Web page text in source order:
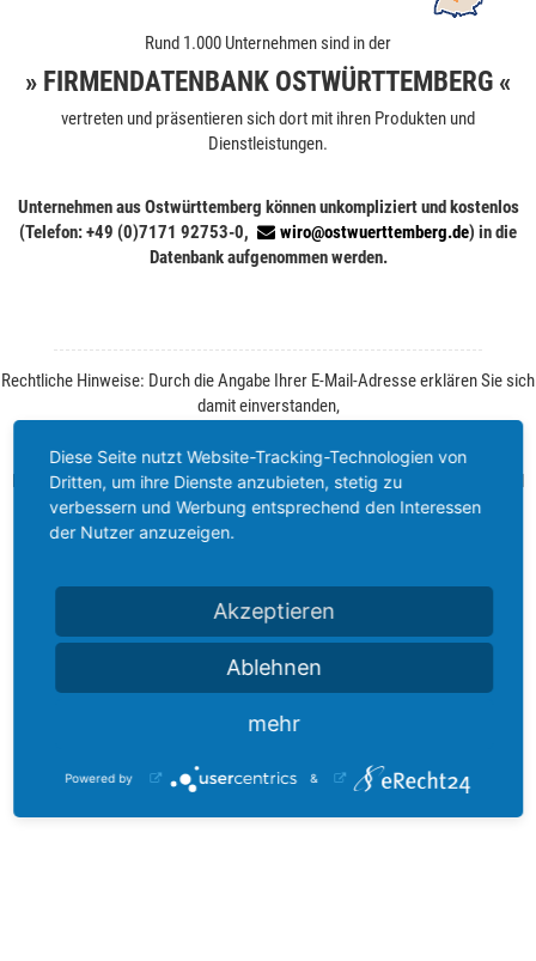
Rund 1.000 Unternehmen sind in der
» FIRMENDATENBANK OSTWÜRTTEMBERG «
vertreten und präsentieren sich dort mit ihren Produkten und
Dienstleistungen.
Unternehmen aus Ostwürttemberg können unkompliziert und kostenlos
(Telefon: +49 (0)7171 92753-0,
wiro@ostwuerttemberg.de) in die
Datenbank aufgenommen werden.
Rechtliche Hinweise: Durch die Angabe Ihrer E-Mail-Adresse erklären Sie sich
damit einverstanden,
Wirtschaftsstandort Ostwürttemberg zu erhalten.
Ihre Einwilligung können Sie jederzeit ohne Angabe von Gründen per E-Mail
widerrufen. Weitere Informationen finden Sie unter Datenschutz
FNT GmbH - Facility Network Technology
73479 Ellwangen
Diese Seite nutzt Website-Tracking-Technologien von
Dritten, um ihre Dienste anzubieten, stetig zu
verbessern und Werbung entsprechend den Interessen
der Nutzer anzuzeigen.
Akzeptieren
Ablehnen
mehr
Powered by &